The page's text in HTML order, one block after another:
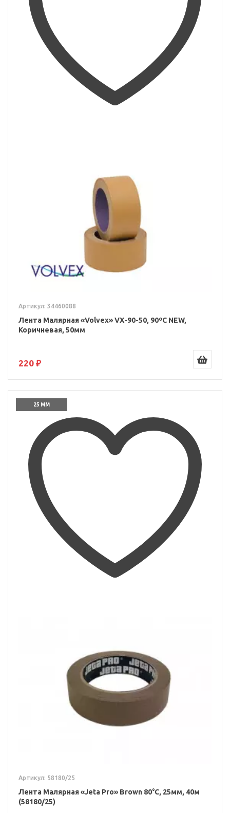
Артикул: 34460088
Лента Малярная «Volvex» VX-90-50, 90ºС NEW,
Коричневая, 50мм
220 ₽
25 ММ
Артикул: 58180/25
Лента Малярная «Jeta Pro» Brown 80°С, 25мм, 40м
(58180/25)